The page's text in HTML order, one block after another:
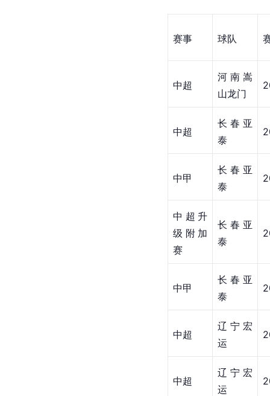
赛事 球队
中超
河南嵩
山龙门
中超
长春亚
泰
中甲
长春亚
泰
中超升
级附加
赛
长春亚
泰
中甲
长春亚
泰
中超
辽宁宏
运
中超
辽宁宏
运